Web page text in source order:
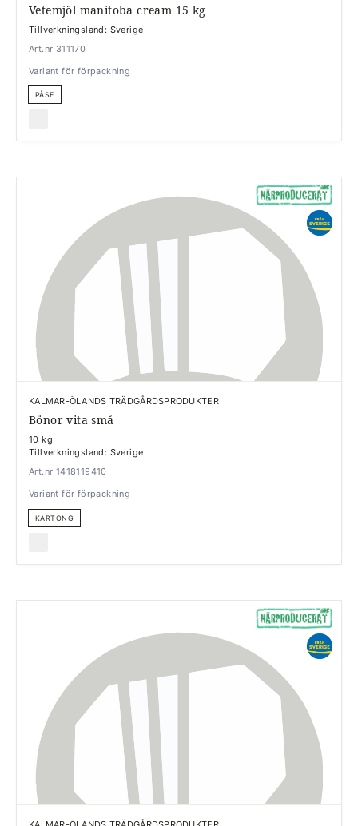
Vetemjöl manitoba cream 15 kg
Tillverkningsland: Sverige
Art.nr 311170
Variant för förpackning
PÅSE
KALMAR-ÖLANDS TRÄDGÅRDSPRODUKTER
Bönor vita små
10 kg
Tillverkningsland: Sverige
Art.nr 1418119410
Variant för förpackning
KARTONG